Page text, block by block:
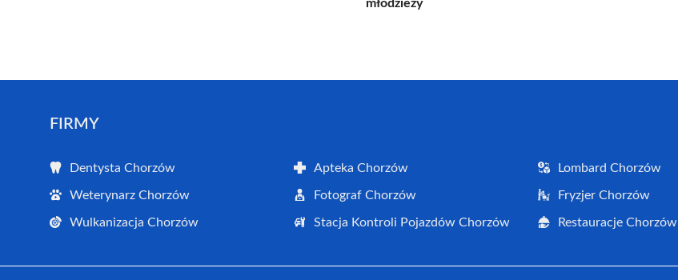
młodzieży
FIRMY
Dentysta Chorzów Apteka Chorzów Lombard Chorzów
Weterynarz Chorzów Fotograf Chorzów Fryzjer Chorzów
Wulkanizacja Chorzów Stacja Kontroli Pojazdów Chorzów Restauracje Chorzów